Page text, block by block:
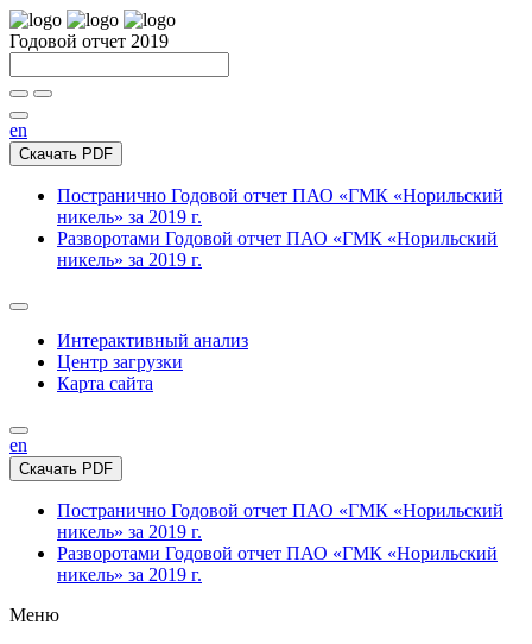
Годовой отчет 2019
en
Скачать PDF
Постранично Годовой отчет ПАО «ГМК «Норильский
никель» за 2019 г.
Разворотами Годовой отчет ПАО «ГМК «Норильский
никель» за 2019 г.
Интерактивный анализ
Центр загрузки
Карта сайта
en
Скачать PDF
Постранично Годовой отчет ПАО «ГМК «Норильский
никель» за 2019 г.
Разворотами Годовой отчет ПАО «ГМК «Норильский
никель» за 2019 г.
Меню